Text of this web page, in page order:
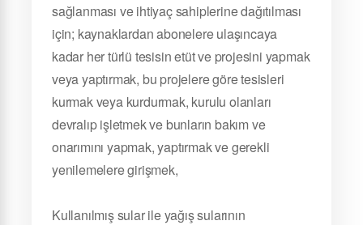
sağlanması ve ihtiyaç sahiplerine dağıtılması
için; kaynaklardan abonelere ulaşıncaya
kadar her türlü tesisin etüt ve projesini yapmak
veya yaptırmak, bu projelere göre tesisleri
kurmak veya kurdurmak, kurulu olanları
devralıp işletmek ve bunların bakım ve
onarımını yapmak, yaptırmak ve gerekli
yenilemelere girişmek,
Kullanılmış sular ile yağış sularının